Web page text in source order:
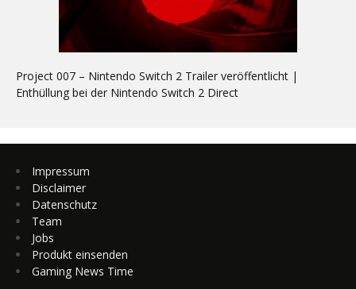
Project 007 – Nintendo Switch 2 Trailer veröffentlicht |
Enthüllung bei der Nintendo Switch 2 Direct
Impressum
Disclaimer
Datenschutz
Team
Jobs
Produkt einsenden
Gaming News Time